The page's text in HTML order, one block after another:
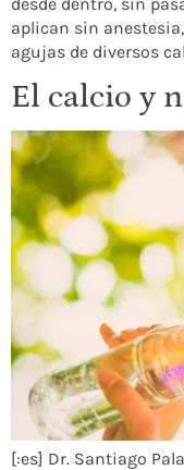
aplican sin
agujas de diversos
El calcio y
[:es] Dr. Santiago